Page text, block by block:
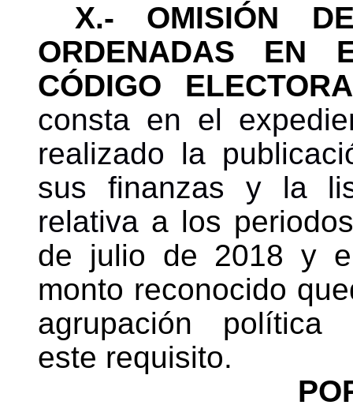
X.- OMISIÓN
ORDENADAS EN
CÓDIGO
consta en el
realizado la
sus finanzas y la
relativa a los
de julio de 2018 y
monto reconocido
agrupación política
este requisito.